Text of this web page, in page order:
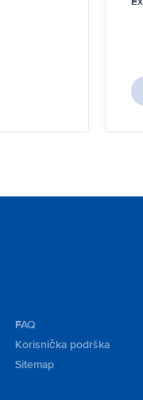
FAQ
Korisnička podrška
Sitemap